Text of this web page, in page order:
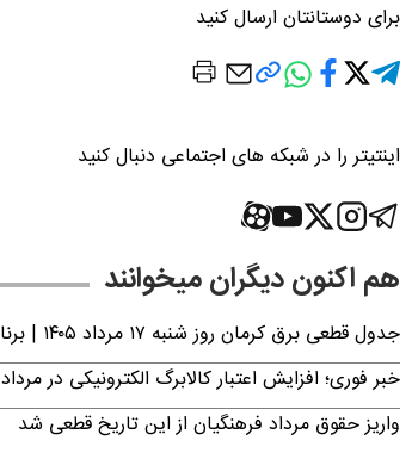
برای دوستانتان ارسال کنید
اینتیتر را در شبکه های اجتماعی دنبال کنید
هم اکنون دیگران میخوانند
جدول قطعی برق کرمان روز شنبه ۱۷ مرداد ۱۴۰۵ | برنامه خاموشی برق کرمان اعلام شد
خبر فوری؛ افزایش اعتبار کالابرگ الکترونیکی در مرداد ۱۴۰۵ کلید خورد
واریز حقوق مرداد فرهنگیان از این تاریخ قطعی شد